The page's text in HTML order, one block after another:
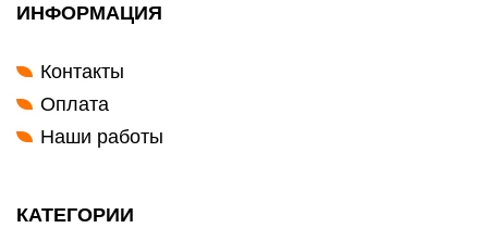
ИНФОРМАЦИЯ
Контакты
Оплата
Наши работы
КАТЕГОРИИ